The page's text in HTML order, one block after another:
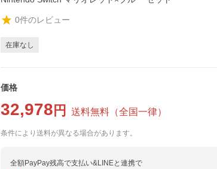
0件のレビュー
在庫なし
価格
32,978 円 送料無料 （全国一律）
条件により送料が異なる場合があります。
全額PayPay残高で支払い&LINEと連携で